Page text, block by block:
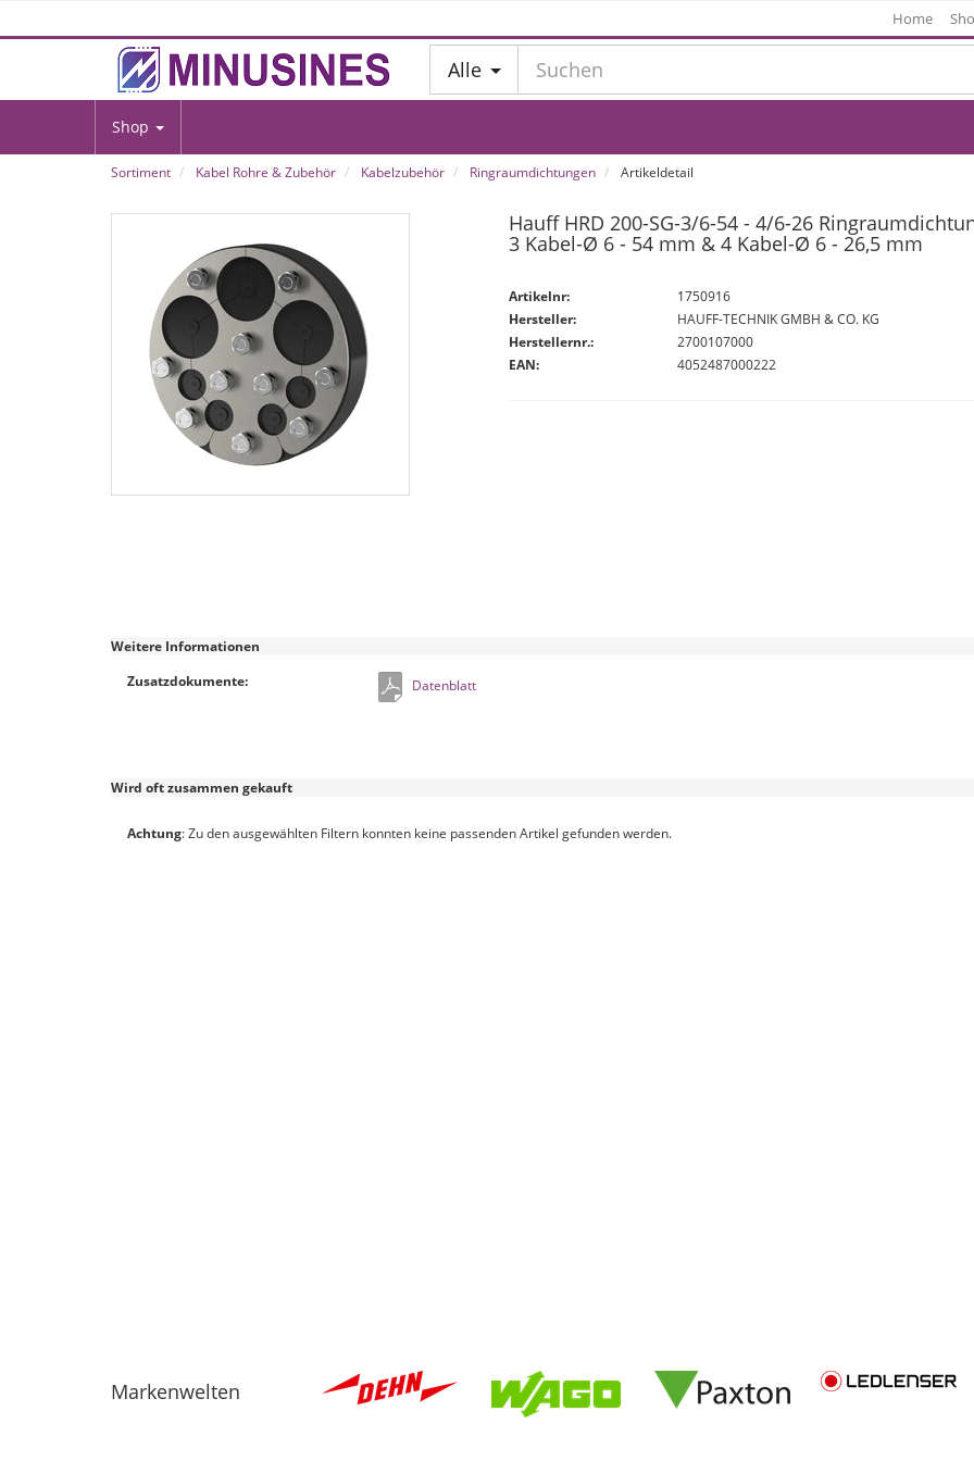
Home
Alle
Shop
Sortiment Kabel Rohre & Zubehör Kabelzubehör Ringraumdichtungen Artikeldetail
Hauff HRD 200-SG-3/6-54 - 4/6-26
3 Kabel-Ø 6 - 54 mm & 4 Kabel-Ø 6 - 26,5 mm
Artikelnr:
1750916
Hersteller:
HAUFF-TECHNIK GMBH & CO. KG
Herstellernr.:
2700107000
EAN:
4052487000222
Weitere Informationen
Zusatzdokumente:
Datenblatt
Wird oft zusammen gekauft
Achtung: Zu den ausgewählten Filtern konnten keine passenden Artikel gefunden werden.
Markenwelten